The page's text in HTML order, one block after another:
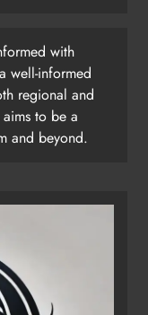
with
well-informed
regional and
to be a
and beyond.